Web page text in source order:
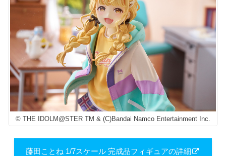
© THE IDOLM@STER TM & (C)Bandai Namco Entertainment Inc.
藤田ことね 1/7スケール 完成品フィギュアの詳細